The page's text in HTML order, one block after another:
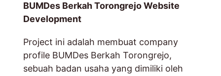
BUMDes Berkah Torongrejo Website
Development
Project ini adalah membuat company
profile BUMDes Berkah Torongrejo,
sebuah badan usaha yang dimiliki oleh